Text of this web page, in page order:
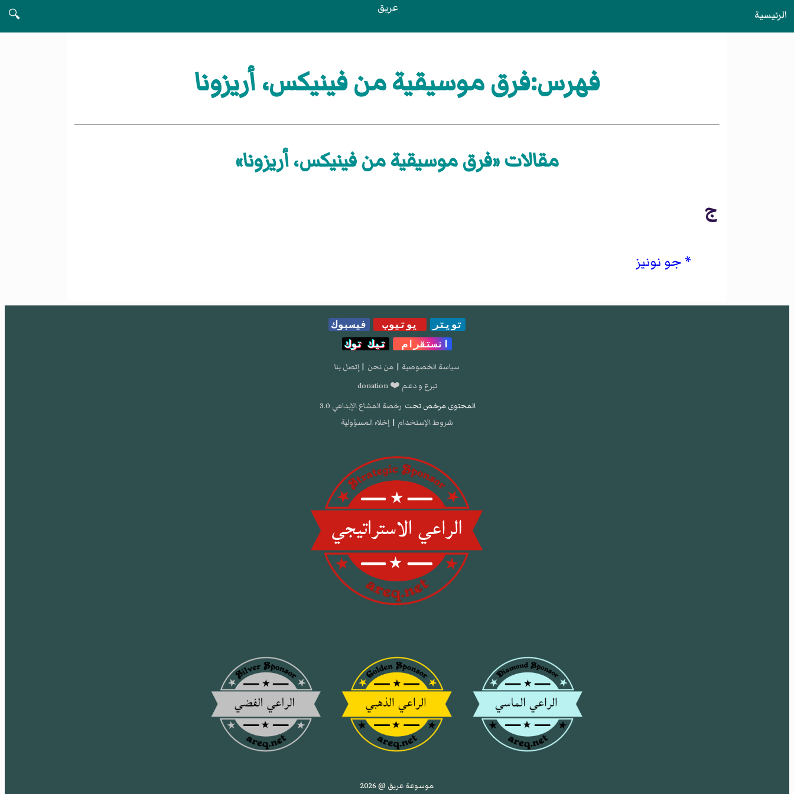
الرئيسية عريق
🔍
فهرس:فرق موسيقية من فينيكس، أريزونا
مقالات «فرق موسيقية من فينيكس، أريزونا»
ج
جو نونيز
تويتر يوتيوب
فيسبوك
انستقرام
تيك توك
سياسة الخصوصية | من نحن | إتصل بنا
تبرع و دعم ❤️ donation
المحتوى مرخص تحت رخصة المشاع الإبداعي 3.0
شروط الإستخدام | إخلاء المسؤولية
موسوعة عريق @ 2026